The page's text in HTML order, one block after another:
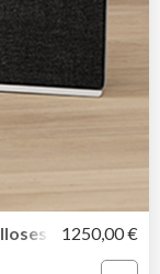
Hörerlebnis
1250,00 €